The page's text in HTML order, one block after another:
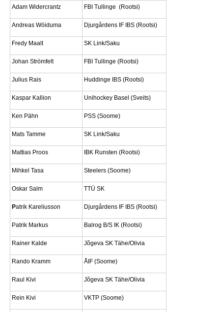
Adam Widercrantz FBI Tullinge (Rootsi)
Andreas Wöiduma Djurgårdens IF IBS (Rootsi)
Fredy Maalt SK Link/Saku
Johan Strömfelt FBI Tullinge (Rootsi)
Julius Rais Huddinge IBS (Rootsi)
Kaspar Kallion Unihockey Basel (Sveits)
Ken Pähn PSS (Soome)
Mats Tamme SK Link/Saku
Mattias Proos IBK Runsten (Rootsi)
Mihkel Tasa Steelers (Soome)
Oskar Salm TTÜ SK
Patrik Kareliusson Djurgårdens IF IBS (Rootsi)
Patrik Markus Balrog B/S IK (Rootsi)
Rainer Kalde Jõgeva SK Tähe/Olivia
Rando Kramm ÅIF (Soome)
Raul Kivi Jõgeva SK Tähe/Olivia
Rein Kivi VKTP (Soome)